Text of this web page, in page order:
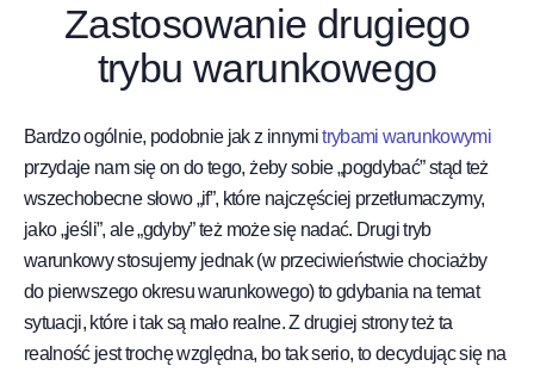
Zastosowanie drugiego
trybu warunkowego
Bardzo ogólnie, podobnie jak z innymitrybami warunkowymi
przydaje nam się on do tego, żeby sobie „pogdybać” stąd też
wszechobecne słowo „if”, które najczęściej przetłumaczymy,
jako „jeśli”, ale „gdyby” też może się nadać. Drugi tryb
warunkowy stosujemy jednak (w przeciwieństwie chociażby
do pierwszego okresu warunkowego) to gdybania na temat
sytuacji, które i tak są mało realne. Z drugiej strony też ta
realność jest trochę względna, bo tak serio, to decydując się na